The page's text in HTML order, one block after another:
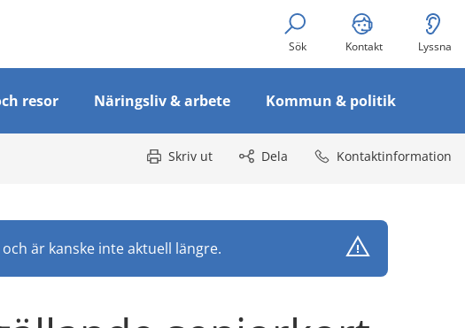
Sök Kontakt Lyssna
resor Näringsliv & arbete Kommun & politik
Skriv ut Dela Kontaktinformation
är kanske inte aktuell längre.